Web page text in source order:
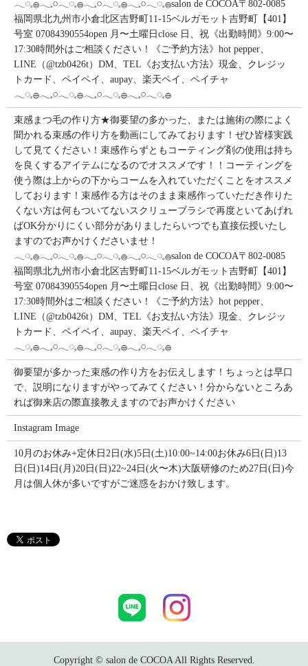
𓂃◌𓈒𓐍𓂃𓈒𓏸𓂃◌𓈒𓐍𓂃𓈒𓏸𓂃◌𓈒𓐍𓂃𓈒𓏸𓂃◌𓈒𓐍salon de COCOA〒802-0085
福岡県北九州市小倉北区吉野町11-15ベルガモット吉野町【401】
号室︎ 07084390554open 月〜土曜日close 日、祝《出勤時間》9:00〜
17:30時間外はご相談ください！《ご予約方法》hot pepper、
LINE（@tzb0426t）DM、TEL《お支払い方法》現金、クレジッ
トカード、ペイペイ、aupay、楽天ペイ、ペイチャ
𓂃◌𓈒𓐍𓂃𓈒𓏸𓂃◌𓈒𓐍𓂃𓈒𓏸𓂃◌𓈒𓐍𓂃𓈒𓏸𓂃◌𓈒𓐍
束感まつ毛の作り方★御要望の多かった、または施術の際によく
聞かれる束感の作り方を動画にしてみております！ぜひ皆様実践
して見てください！束感作らずともコーティング剤の使用は持ち
を良くするアイテムになるのでオススメです！！コーティングを
使う際は上からの下からコームを入れていただくことをオススメ
しております！束感作る方はそのまま束感作っていただき作りた
くない方は何もついてないスクリューブラシで再度といてあげれ
ばOK分かりにくい部分がありましたらいつでも直接伝授いたし
ますのでお声かけくださいませ！
𓂃◌𓈒𓐍𓂃𓈒𓏸𓂃◌𓈒𓐍𓂃𓈒𓏸𓂃◌𓈒𓐍𓂃𓈒𓏸𓂃◌𓈒𓐍salon de COCOA〒802-0085
福岡県北九州市小倉北区吉野町11-15ベルガモット吉野町【401】
号室︎ 07084390554open 月〜土曜日close 日、祝《出勤時間》9:00〜
17:30時間外はご相談ください！《ご予約方法》hot pepper、
LINE（@tzb0426t）DM、TEL《お支払い方法》現金、クレジッ
トカード、ペイペイ、aupay、楽天ペイ、ペイチャ
𓂃◌𓈒𓐍𓂃𓈒𓏸𓂃◌𓈒𓐍𓂃𓈒𓏸𓂃◌𓈒𓐍𓂃𓈒𓏸𓂃◌𓈒𓐍
御要望が多かった束感の作り方をお伝えします！ちょっとは早口
で、説明になりますがやってみてください！分からないところあ
れば御来店の際直接教えますのでお声かけください
Instagram Image
10月のお休み+定休日2日(水)5日(土)10:00~14:00お休み6日(日)13
日(日)14日(月)20日(日)22~24日(火〜木)大阪研修のため27日(日)今
月は個人休が多いですがご迷惑をおかけ致します。
Copyright © salon de COCOA All Rights Reserved.